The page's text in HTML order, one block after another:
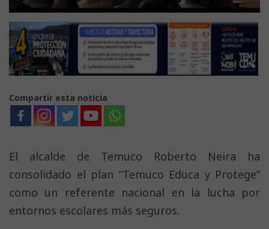
Compartir esta noticia
El alcalde de Temuco Roberto Neira ha
consolidado el plan “Temuco Educa y Protege”
como un referente nacional en la lucha por
entornos escolares más seguros.